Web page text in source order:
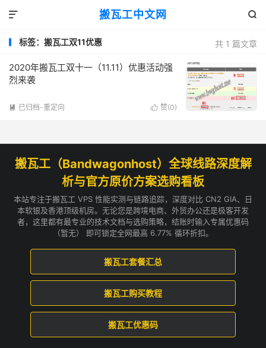
搬瓦工中文网 

共 1 篇文章
标签：搬瓦工双11优惠
2020年搬瓦工双十一（11.11）优惠活动强
烈来袭
 赞(0)
 已归档-重定向
搬瓦工（Bandwagonhost）全球线路深度解
析与官方原价方案选购看板
本站专注于搬瓦工 VPS 性能实测与链路追踪，深度对比 CN2 GIA、日
本软银及香港顶级机房。无论您是跨境电商、外贸办公还是极客开发
者，这里都有最专业的技术文档与选购策略，结账时输入专属优惠码
（暂无） 即可锁定全网最高 6.77% 循环折扣。
搬瓦工套餐汇总
搬瓦工购买教程
搬瓦工优惠码